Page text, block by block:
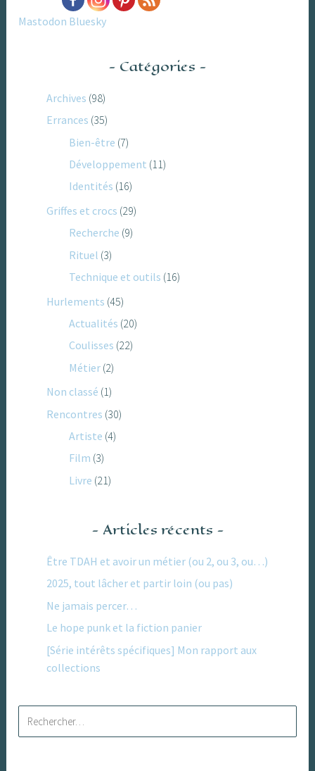
Mastodon Bluesky
Catégories
Archives (98)
Errances (35)
Bien-être (7)
Développement (11)
Identités (16)
Griffes et crocs (29)
Recherche (9)
Rituel (3)
Technique et outils (16)
Hurlements (45)
Actualités (20)
Coulisses (22)
Métier (2)
Non classé (1)
Rencontres (30)
Artiste (4)
Film (3)
Livre (21)
Articles récents
Être TDAH et avoir un métier (ou 2, ou 3, ou…)
2025, tout lâcher et partir loin (ou pas)
Ne jamais percer…
Le hope punk et la fiction panier
[Série intérêts spécifiques] Mon rapport aux
collections